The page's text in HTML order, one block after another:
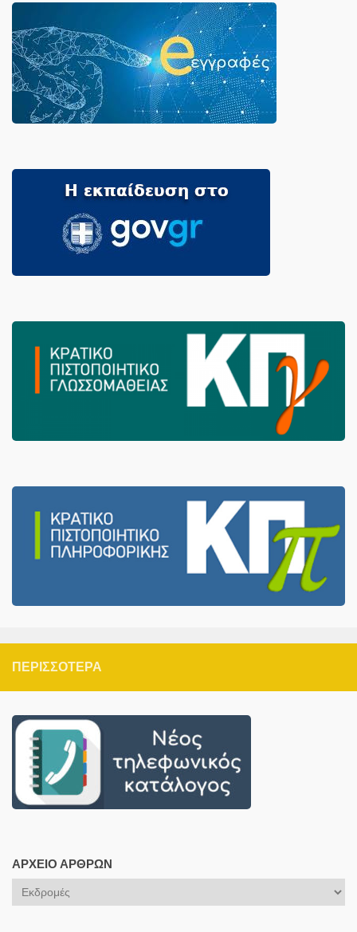
ΠΕΡΙΣΣΌΤΕΡΑ
ΑΡΧΕΊΟ ΆΡΘΡΩΝ
Αρχείο
Άρθρων